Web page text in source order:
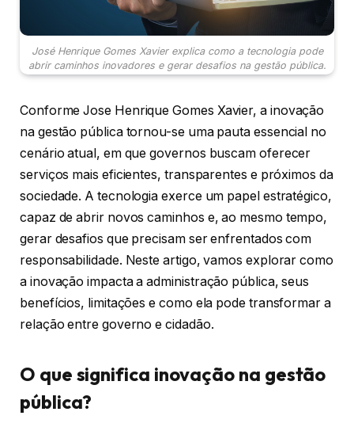
José Henrique Gomes Xavier explica como a tecnologia pode
abrir caminhos inovadores e gerar desafios na gestão pública.
Conforme Jose Henrique Gomes Xavier, a inovação
na gestão pública tornou-se uma pauta essencial no
cenário atual, em que governos buscam oferecer
serviços mais eficientes, transparentes e próximos da
sociedade. A tecnologia exerce um papel estratégico,
capaz de abrir novos caminhos e, ao mesmo tempo,
gerar desafios que precisam ser enfrentados com
responsabilidade. Neste artigo, vamos explorar como
a inovação impacta a administração pública, seus
benefícios, limitações e como ela pode transformar a
relação entre governo e cidadão.
O que significa inovação na gestão
pública?